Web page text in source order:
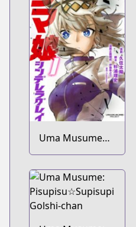
Uma Musume
Cinderella Gray